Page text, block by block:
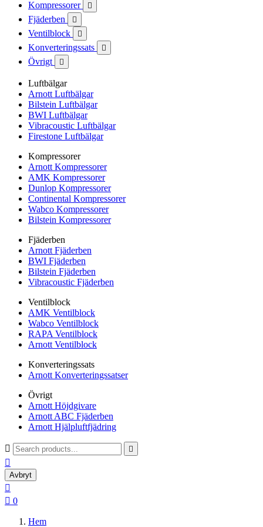
Kompressorer 
Fjäderben 
Ventilblock 
Konverteringssats 
Övrigt 
Luftbälgar
Arnott Luftbälgar
Bilstein Luftbälgar
BWI Luftbälgar
Vibracoustic Luftbälgar
Firestone Luftbälgar
Kompressorer
Arnott Kompressorer
AMK Kompressorer
Dunlop Kompressorer
Continental Kompressorer
Wabco Kompressorer
Bilstein Kompressorer
Fjäderben
Arnott Fjäderben
BWI Fjäderben
Bilstein Fjäderben
Vibracoustic Fjäderben
Ventilblock
AMK Ventilblock
Wabco Ventilblock
RAPA Ventilblock
Arnott Ventilblock
Konverteringssats
Arnott Konverteringssatser
Övrigt
Arnott Höjdgivare
Arnott ABC Fjäderben
Arnott Hjälpluftfjädring
 

Avbryt

 0
Hem